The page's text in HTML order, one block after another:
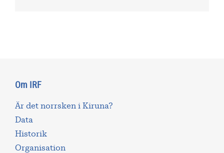
Om IRF
Är det norrsken i Kiruna?
Data
Historik
Organisation